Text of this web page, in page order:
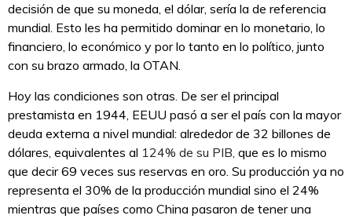
decisión de que su moneda, el dólar, sería la de referencia
mundial. Esto les ha permitido dominar en lo monetario, lo
financiero, lo económico y por lo tanto en lo político, junto
con su brazo armado, la OTAN.
Hoy las condiciones son otras. De ser el principal
prestamista en 1944, EEUU pasó a ser el país con la mayor
deuda externa a nivel mundial: alrededor de 32 billones de
dólares, equivalentes al 124% de su PIB, que es lo mismo
que decir 69 veces sus reservas en oro. Su producción ya no
representa el 30% de la producción mundial sino el 24%
mientras que países como China pasaron de tener una